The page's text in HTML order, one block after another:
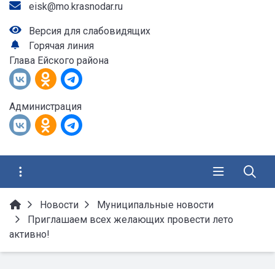
eisk@mo.krasnodar.ru
Версия для слабовидящих
Горячая линия
Глава Ейского района
Администрация
Новости
Муниципальные новости
Приглашаем всех желающих провести лето
активно!